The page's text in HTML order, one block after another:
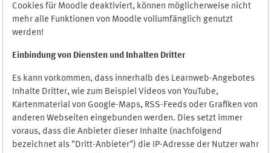
Cookies für Moodle deaktiviert, können möglicherweise nicht
mehr alle Funktionen von Moodle vollumfänglich genutzt
werden!
Einbindung von Diensten und Inhalten Dritter
Es kann vorkommen, dass innerhalb des Learnweb-Angebotes
Inhalte Dritter, wie zum Beispiel Videos von YouTube,
Kartenmaterial von Google-Maps, RSS-Feeds oder Grafiken von
anderen Webseiten eingebunden werden. Dies setzt immer
voraus, dass die Anbieter dieser Inhalte (nachfolgend
bezeichnet als "Dritt-Anbieter") die IP-Adresse der Nutzer wahr